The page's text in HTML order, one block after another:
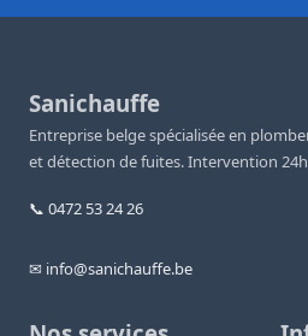
Sanichauffe
Entreprise belge spécialisée en
et détection de fuites. Intervention
📞 0472 53 24 26
✉ info@sanichauffe.be